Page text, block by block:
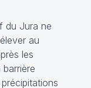
du Jura ne
au
les